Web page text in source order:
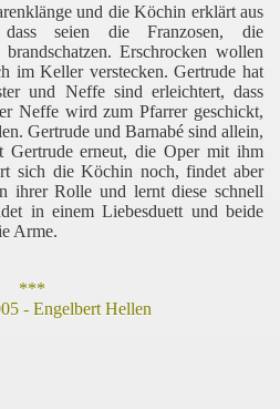
und die Köchin erklärt aus
dass seien die Franzosen, die
Erschrocken wollen
im Keller verstecken. Gertrude hat
und Neffe sind erleichtert, dass
Neffe wird zum Pfarrer geschickt,
Gertrude und Barnabé sind allein,
Gertrude erneut, die Oper mit ihm
sich die Köchin noch, findet aber
ihrer Rolle und lernt diese schnell
in einem Liebesduett und beide
Arme.
***
- Engelbert Hellen